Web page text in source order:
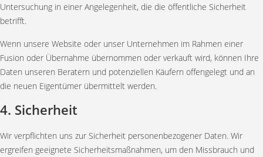
Untersuchung in einer Angelegenheit, die die öffentliche Sicherheit
betrifft.
Wenn unsere Website oder unser Unternehmen im Rahmen einer
Fusion oder Übernahme übernommen oder verkauft wird, können Ihre
Daten unseren Beratern und potenziellen Käufern offengelegt und an
die neuen Eigentümer übermittelt werden.
4. Sicherheit
Wir verpflichten uns zur Sicherheit personenbezogener Daten. Wir
ergreifen geeignete Sicherheitsmaßnahmen, um den Missbrauch und